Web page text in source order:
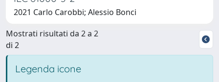
2021 Carlo Carobbi; Alessio Bonci
Mostrati risultati da 2 a 2
di 2
Legenda icone